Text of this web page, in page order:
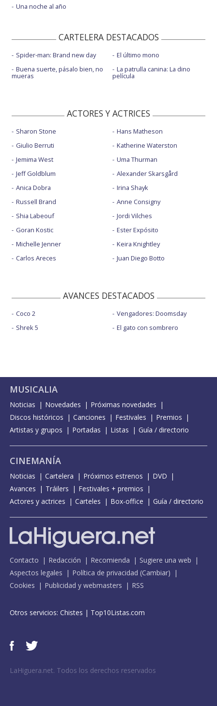
Una noche al año
CARTELERA DESTACADOS
Spider-man: Brand new day
Buena suerte, pásalo bien, no
mueras
El último mono
La patrulla canina: La dino
película
ACTORES Y ACTRICES
Sharon Stone
Giulio Berruti
Jemima West
Jeff Goldblum
Anica Dobra
Russell Brand
Shia Labeouf
Goran Kostic
Michelle Jenner
Carlos Areces
Hans Matheson
Katherine Waterston
Uma Thurman
Alexander Skarsgård
Irina Shayk
Anne Consigny
Jordi Vilches
Ester Expósito
Keira Knightley
Juan Diego Botto
AVANCES DESTACADOS
Coco 2
Shrek 5
Vengadores: Doomsday
El gato con sombrero
MUSICALIA
Noticias Novedades
Próximas novedades
Discos históricos
Canciones Festivales
Premios
Artistas y grupos
Portadas Listas Guía / directorio
CINEMANÍA
Noticias Cartelera Próximos estrenos
DVD
Avances
Tráilers
Festivales + premios
Actores y actrices
Carteles Box-office Guía / directorio
Contacto Redacción Recomienda
Sugiere una web
Aspectos legales
Política de privacidad (Cambiar)
Cookies
Publicidad y webmasters RSS
Otros servicios: Chistes | Top10Listas.com
LaHiguera.net. Todos los derechos reservados